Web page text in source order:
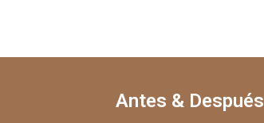
Antes & Después